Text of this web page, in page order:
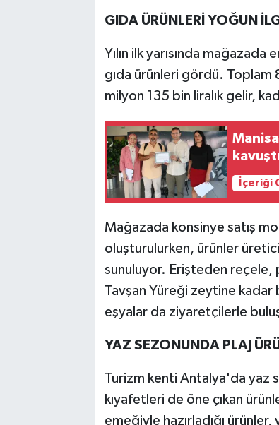
GIDA ÜRÜNLERİ YOĞUN
Yılın ilk yarısında mağazada
gıda ürünleri gördü. Toplam
milyon 135 bin liralık gelir,
İçeriği
Mağazada konsinye satış
oluşturulurken, ürünler
sunuluyor. Erişteden
Tavşan Yüreği zeytine kadar
eşyalar da ziyaretçilerle
YAZ SEZONUNDA PLAJ
Turizm kenti Antalya'da yaz
kıyafetleri de öne çıkan
emeğiyle hazırladığı